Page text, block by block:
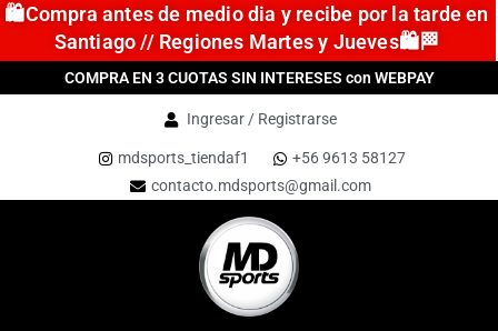
🛍️Compra antes de medio dia y recibe por la tarde en
Santiago // Regiones Martes y Jueves🛍️🏁
COMPRA EN 3 CUOTAS SIN INTERESES con WEBPAY
Ingresar / Registrarse
mdsports_tiendaf1
+56 9613 58127
contacto.mdsports@gmail.com